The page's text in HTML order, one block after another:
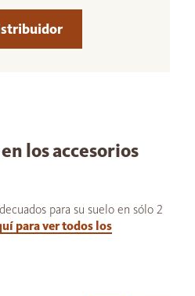
los accesorios
para su suelo en sólo 2
para ver todos los